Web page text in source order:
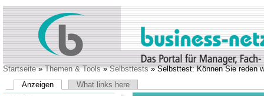
Startseite»Themen & Tools»Selbsttests» Selbsttest: Können Sie reden
Anzeigen
What links here